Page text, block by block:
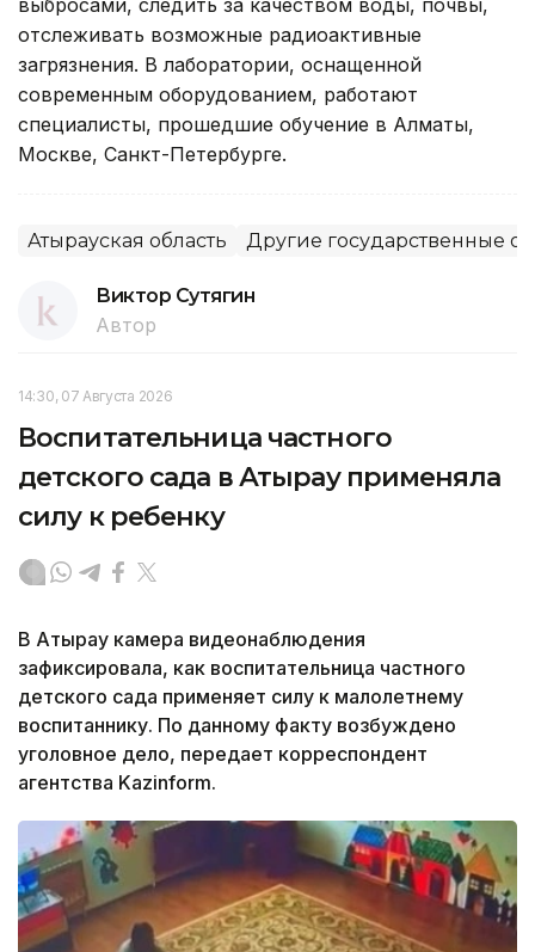
отслеживать возможные радиоактивные
загрязнения. В лаборатории, оснащенной
современным оборудованием, работают
специалисты, прошедшие обучение в Алматы,
Москве, Санкт-Петербурге.
Атырауская область Другие государственные
Виктор Сутягин
Автор
14:30, 07 Августа 2026
Воспитательница частного
детского сада в Атырау применяла
силу к ребенку
В Атырау камера видеонаблюдения
зафиксировала, как воспитательница частного
детского сада применяет силу к малолетнему
воспитаннику. По данному факту возбуждено
уголовное дело, передает корреспондент
агентства Kazinform.